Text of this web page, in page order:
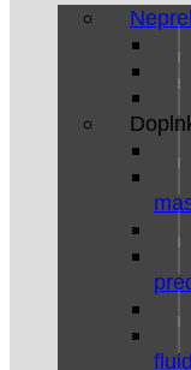
fluid